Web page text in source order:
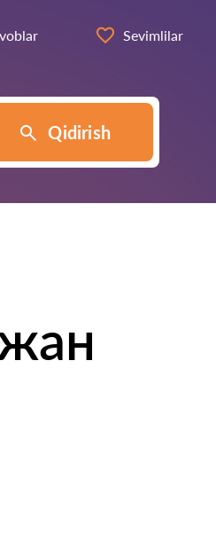
Sevimlilar
Qidirish